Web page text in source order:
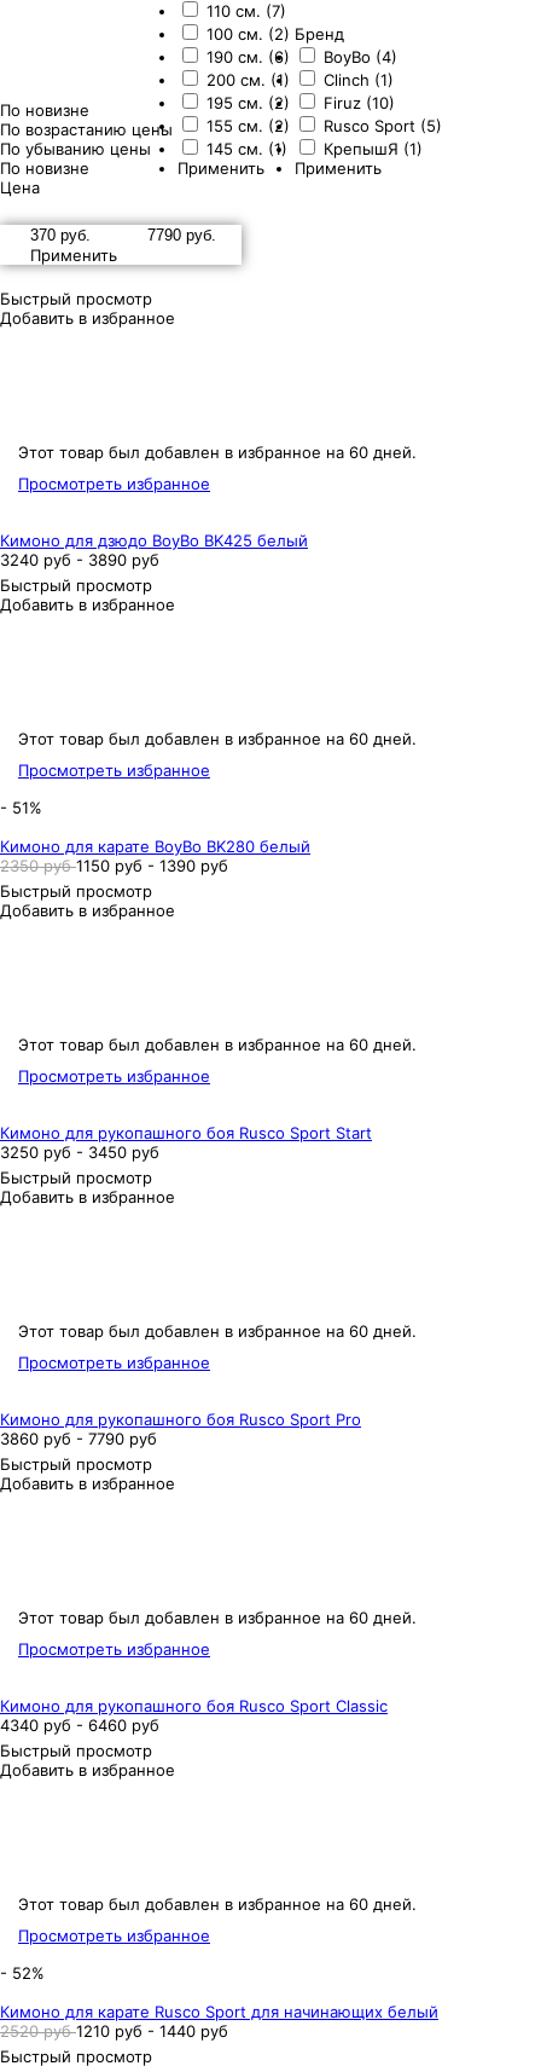
По новизне
По возрастанию цены
По убыванию цены
По новизне
110 см. (7)
100 см. (2)
190 см. (6)
200 см. (1)
195 см. (2)
155 см. (2)
145 см. (1)
Применить
Бренд
BoyBo (4)
Clinch (1)
Firuz (10)
Rusco Sport (5)
КрепышЯ (1)
Применить
Цена
Применить
Быстрый просмотр
Добавить в избранное
Этот товар был добавлен в избранное на 60 дней.
Просмотреть избранное
Кимоно для дзюдо BoyBo BK425 белый
3240 руб - 3890 руб
Быстрый просмотр
Добавить в избранное
Этот товар был добавлен в избранное на 60 дней.
Просмотреть избранное
- 51%
Кимоно для карате BoyBo BK280 белый
2350 руб1150 руб - 1390 руб
Быстрый просмотр
Добавить в избранное
Этот товар был добавлен в избранное на 60 дней.
Просмотреть избранное
Кимоно для рукопашного боя Rusco Sport Start
3250 руб - 3450 руб
Быстрый просмотр
Добавить в избранное
Этот товар был добавлен в избранное на 60 дней.
Просмотреть избранное
Кимоно для рукопашного боя Rusco Sport Pro
3860 руб - 7790 руб
Быстрый просмотр
Добавить в избранное
Этот товар был добавлен в избранное на 60 дней.
Просмотреть избранное
Кимоно для рукопашного боя Rusco Sport Classic
4340 руб - 6460 руб
Быстрый просмотр
Добавить в избранное
Этот товар был добавлен в избранное на 60 дней.
Просмотреть избранное
- 52%
Кимоно для карате Rusco Sport для начинающих белый
2520 руб1210 руб - 1440 руб
Быстрый просмотр